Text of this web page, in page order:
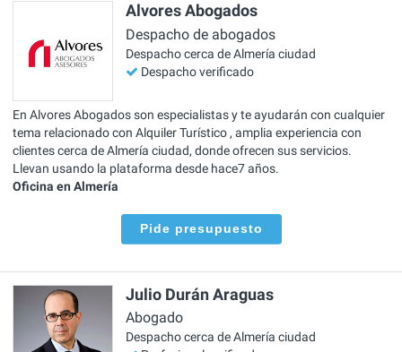
Alvores Abogados
Despacho de abogados
Despacho cerca de Almería ciudad
Despacho verificado
En Alvores Abogados son especialistas y te ayudarán con cualquier
tema relacionado con Alquiler Turístico , amplia experiencia con
clientes cerca de Almería ciudad, donde ofrecen sus servicios.
Llevan usando la plataforma desde hace7 años.
Oficina en Almería
Pide presupuesto
Julio Durán Araguas
Abogado
Despacho cerca de Almería ciudad